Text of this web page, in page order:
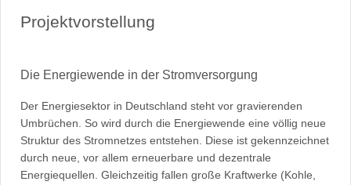
Projektvorstellung
Die Energiewende in der Stromversorgung
Der Energiesektor in Deutschland steht vor gravierenden
Umbrüchen. So wird durch die Energiewende eine völlig neue
Struktur des Stromnetzes entstehen. Diese ist gekennzeichnet
durch neue, vor allem erneuerbare und dezentrale
Energiequellen. Gleichzeitig fallen große Kraftwerke (Kohle,